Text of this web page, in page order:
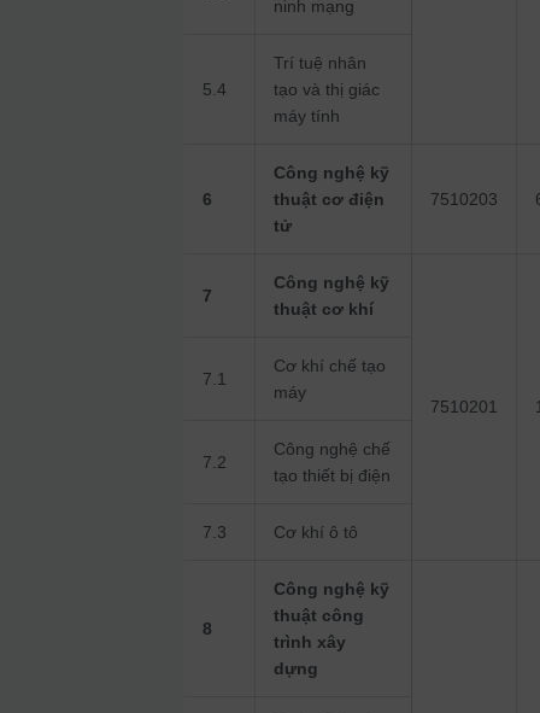
ninh mạng
5.4
Trí tuệ nhân
tạo và thị giác
máy tính
6
Công nghệ kỹ
thuật cơ điện
tử
7510203
7
Công nghệ kỹ
thuật cơ khí
7510201
7.1
Cơ khí chế tạo
máy
7.2
Công nghệ chế
tạo thiết bị điện
7.3 Cơ khí ô tô
8
Công nghệ kỹ
thuật công
trình xây
dựng